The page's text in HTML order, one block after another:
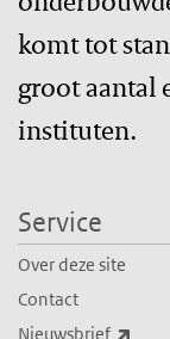
komt tot
groot aantal
instituten.
Service
Over deze site
Contact
Nieuwsbrief